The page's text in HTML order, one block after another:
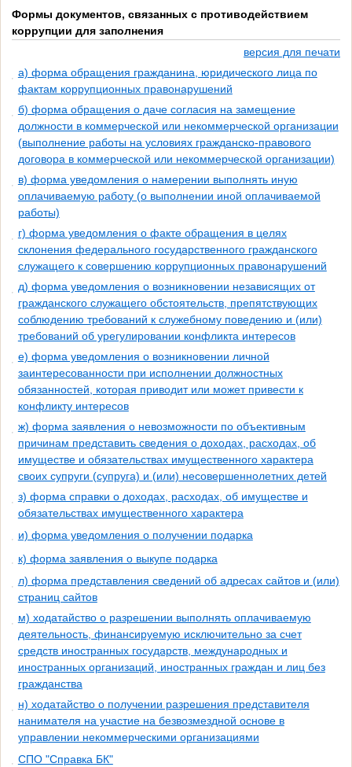
Формы документов, связанных с противодействием
коррупции для заполнения
версия для печати
а) форма обращения гражданина, юридического лица по
фактам коррупционных правонарушений
б) форма обращения о даче согласия на замещение
должности в коммерческой или некоммерческой организации
(выполнение работы на условиях гражданско-правового
договора в коммерческой или некоммерческой организации)
в) форма уведомления о намерении выполнять иную
оплачиваемую работу (о выполнении иной оплачиваемой
работы)
г) форма уведомления о факте обращения в целях
склонения федерального государственного гражданского
служащего к совершению коррупционных правонарушений
д) форма уведомления о возникновении независящих от
гражданского служащего обстоятельств, препятствующих
соблюдению требований к служебному поведению и (или)
требований об урегулировании конфликта интересов
е) форма уведомления о возникновении личной
заинтересованности при исполнении должностных
обязанностей, которая приводит или может привести к
конфликту интересов
ж) форма заявления о невозможности по объективным
причинам представить сведения о доходах, расходах, об
имуществе и обязательствах имущественного характера
своих супруги (супруга) и (или) несовершеннолетних детей
з) форма справки о доходах, расходах, об имуществе и
обязательствах имущественного характера
и) форма уведомления о получении подарка
к) форма заявления о выкупе подарка
л) форма представления сведений об адресах сайтов и (или)
страниц сайтов
м) ходатайство о разрешении выполнять оплачиваемую
деятельность, финансируемую исключительно за счет
средств иностранных государств, международных и
иностранных организаций, иностранных граждан и лиц без
гражданства
н) ходатайство о получении разрешения представителя
нанимателя на участие на безвозмездной основе в
управлении некоммерческими организациями
СПО "Справка БК"